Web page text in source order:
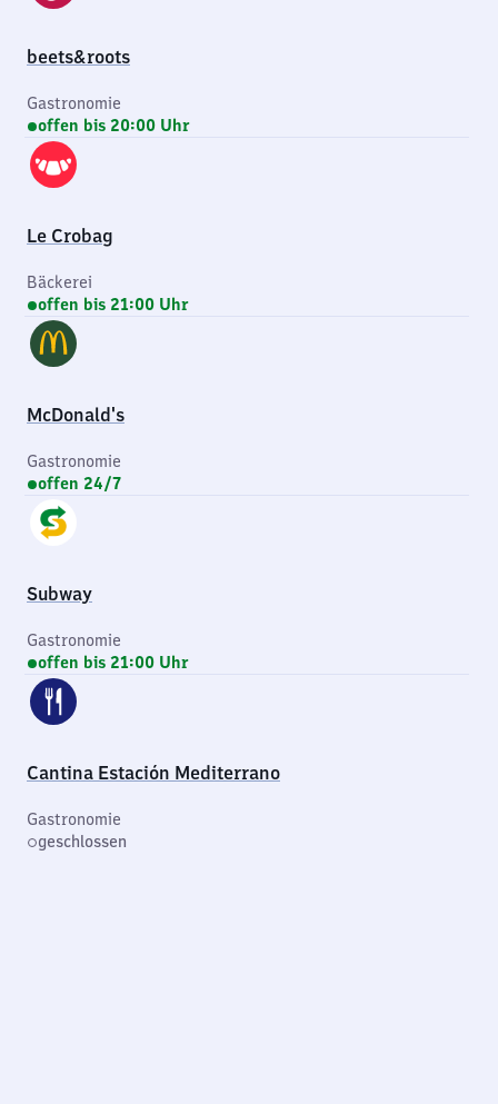
beets&roots
Gastronomie
offen bis 20:00 Uhr
Le Crobag
Bäckerei
offen bis 21:00 Uhr
McDonald's
Gastronomie
offen 24/7
Subway
Gastronomie
offen bis 21:00 Uhr
Cantina Estación Mediterrano
Gastronomie
geschlossen